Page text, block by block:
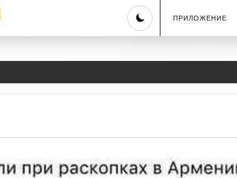
Skip
ПРИЛОЖЕНИЕ